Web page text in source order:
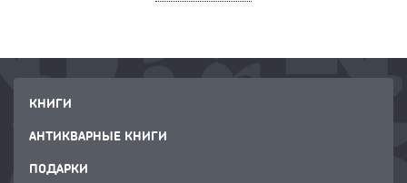
КНИГИ
АНТИКВАРНЫЕ КНИГИ
ПОДАРКИ